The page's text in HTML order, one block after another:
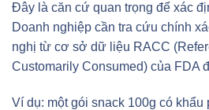
Đây là căn cứ quan trọng để xác
Doanh nghiệp cần tra cứu chính
nghị từ cơ sở dữ liệu RACC
Customarily Consumed) của FDA
Ví dụ: một gói snack 100g có khẩu